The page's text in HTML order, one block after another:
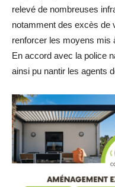
relevé de nombreuses
notamment des excès de
renforcer les moyens mis
En accord avec la police
ainsi pu nantir les agents